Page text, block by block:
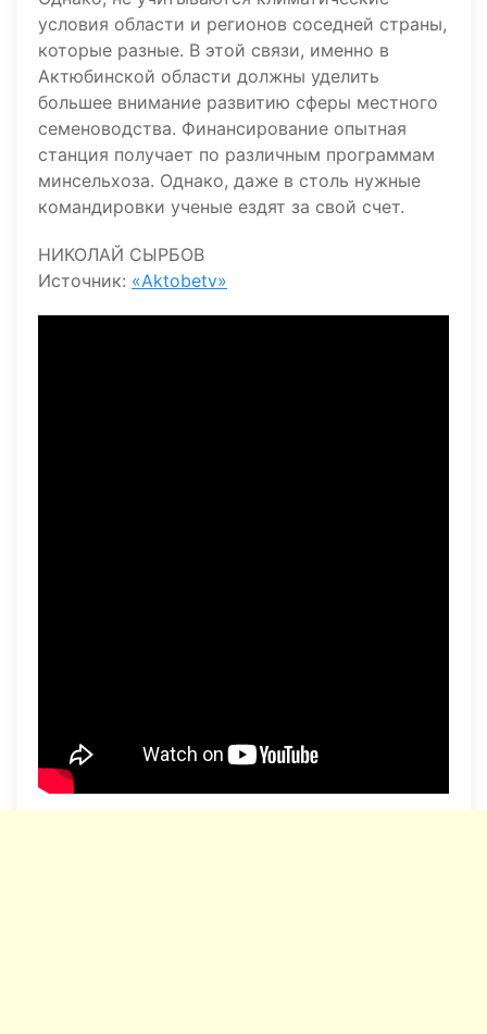
условия области и регионов соседней страны,
которые разные. В этой связи, именно в
Актюбинской области должны уделить
большее внимание развитию сферы местного
семеноводства. Финансирование опытная
станция получает по различным программам
минсельхоза. Однако, даже в столь нужные
командировки ученые ездят за свой счет.
НИКОЛАЙ СЫРБОВ
Источник: «Aktobetv»